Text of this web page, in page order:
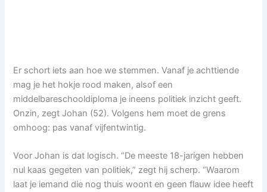
Er schort iets aan hoe we stemmen. Vanaf je achttiende
mag je het hokje rood maken, alsof een
middelbareschooldiploma je ineens politiek inzicht geeft.
Onzin, zegt Johan (52). Volgens hem moet de grens
omhoog: pas vanaf vijfentwintig.
Voor Johan is dat logisch. “De meeste 18-jarigen hebben
nul kaas gegeten van politiek,” zegt hij scherp. “Waarom
laat je iemand die nog thuis woont en geen flauw idee heeft